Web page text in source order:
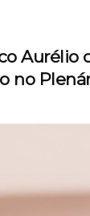
Aurélio
no